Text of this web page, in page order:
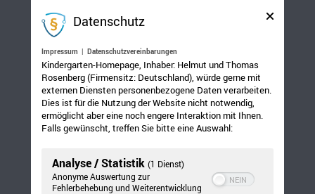
Datenschutz
Impressum | Datenschutzvereinbarungen
Kindergarten-Homepage, Inhaber: Helmut und Thomas
Rosenberg (Firmensitz: Deutschland), würde gerne mit
externen Diensten personenbezogene Daten verarbeiten.
Dies ist für die Nutzung der Website nicht notwendig,
ermöglicht aber eine noch engere Interaktion mit Ihnen.
Falls gewünscht, treffen Sie bitte eine Auswahl:
Analyse / Statistik (1 Dienst)
Anonyme Auswertung zur
Fehlerbehebung und Weiterentwicklung